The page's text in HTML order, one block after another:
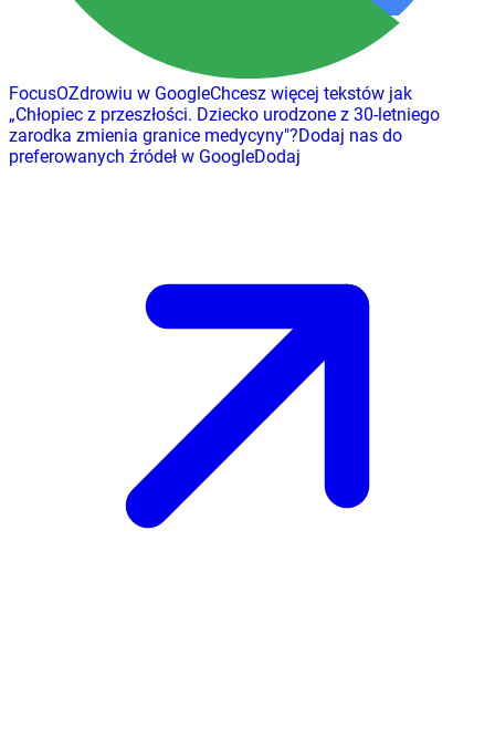
FocusOZdrowiu w GoogleChcesz więcej tekstów jak
„Chłopiec z przeszłości. Dziecko urodzone z 30-letniego
zarodka zmienia granice medycyny"?Dodaj nas do
preferowanych źródeł w GoogleDodaj